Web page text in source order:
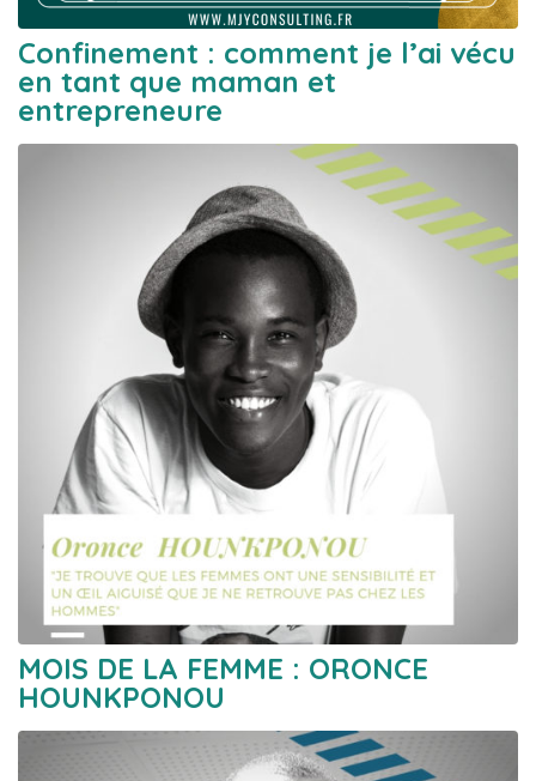
Confinement : comment je l’ai vécu
en tant que maman et
entrepreneure
MOIS DE LA FEMME : ORONCE
HOUNKPONOU